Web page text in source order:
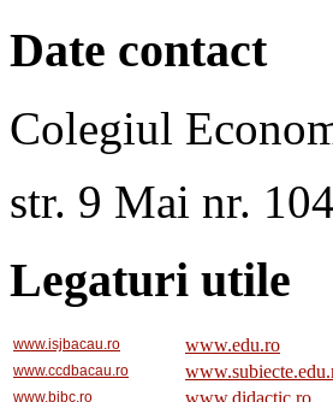
Date contact
Colegiul
str. 9 Mai nr.
Legaturi utile
www.isjbacau.ro www.edu.ro
www.ccdbacau.ro
www.bjbc.ro www.didactic.ro